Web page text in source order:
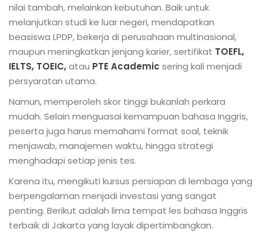
nilai tambah, melainkan kebutuhan. Baik untuk
melanjutkan studi ke luar negeri, mendapatkan
beasiswa LPDP, bekerja di perusahaan multinasional,
maupun meningkatkan jenjang karier, sertifikat TOEFL,
IELTS, TOEIC,atau PTE Academic sering kali menjadi
persyaratan utama.
Namun, memperoleh skor tinggi bukanlah perkara
mudah. Selain menguasai kemampuan bahasa Inggris,
peserta juga harus memahami format soal, teknik
menjawab, manajemen waktu, hingga strategi
menghadapi setiap jenis tes.
Karena itu, mengikuti kursus persiapan di lembaga yang
berpengalaman menjadi investasi yang sangat
penting. Berikut adalah lima tempat les bahasa Inggris
terbaik di Jakarta yang layak dipertimbangkan.